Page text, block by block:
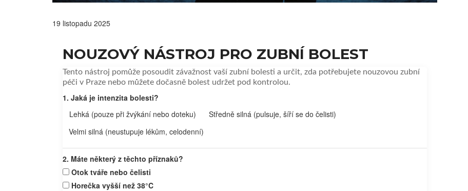
19 listopadu 2025
NOUZOVÝ NÁSTROJ PRO ZUBNÍ BOLEST
Tento nástroj pomůže posoudit závažnost vaší zubní bolesti a určit, zda potřebujete nouzovou zubní
péči v Praze nebo můžete dočasně bolest udržet pod kontrolou.
1. Jaká je intenzita bolesti?
Lehká (pouze při žvýkání nebo doteku)
Středně silná (pulsuje, šíří se do čelisti)
Velmi silná (neustupuje lékům, celodenní)
2. Máte některý z těchto příznaků?
Otok tváře nebo čelisti
Horečka vyšší než 38°C